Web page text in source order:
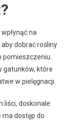
?
na
dobrać rośliny
gatunków, które
w pielęgnacji.
liści, doskonale
ma dostęp do